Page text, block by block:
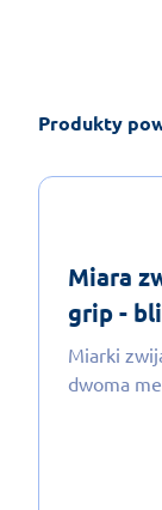
Produkty
Miara
grip -
Miarki
dwoma